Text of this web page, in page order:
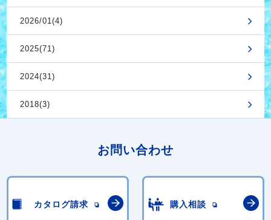
2026/01(4)
2025(71)
2024(31)
2018(3)
お問い合わせ
カタログ請求 購入相談